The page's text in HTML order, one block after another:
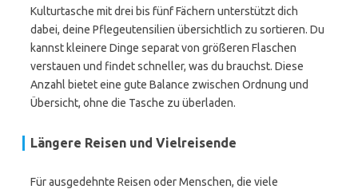
Kulturtasche mit drei bis fünf Fächern unterstützt dich
dabei, deine Pflegeutensilien übersichtlich zu sortieren. Du
kannst kleinere Dinge separat von größeren Flaschen
verstauen und findet schneller, was du brauchst. Diese
Anzahl bietet eine gute Balance zwischen Ordnung und
Übersicht, ohne die Tasche zu überladen.
Längere Reisen und Vielreisende
Für ausgedehnte Reisen oder Menschen, die viele